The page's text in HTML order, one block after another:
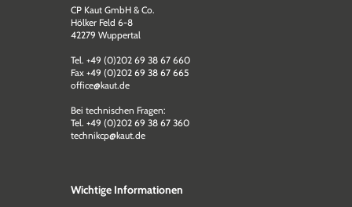
CP Kaut GmbH & Co.
Hölker Feld 6-8
42279 Wuppertal
Tel. +49 (0)202 69 38 67 660
Fax +49 (0)202 69 38 67 665
office@kaut.de
Bei technischen Fragen:
Tel. +49 (0)202 69 38 67 360
technikcp@kaut.de
Wichtige Informationen